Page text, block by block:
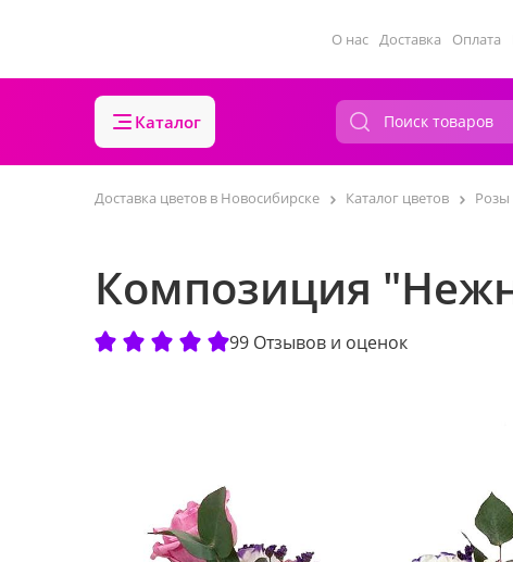
О нас Доставка Оплата
Каталог
Доставка цветов в Новосибирске Каталог цветов Розы
Композиция
99 Отзывов и оценок